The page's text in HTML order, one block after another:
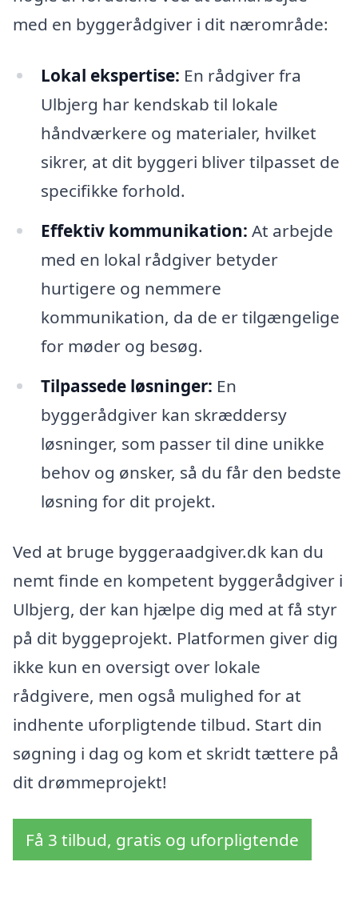
med en byggerådgiver i dit nærområde:
Lokal ekspertise: En rådgiver fra
Ulbjerg har kendskab til lokale
håndværkere og materialer, hvilket
sikrer, at dit byggeri bliver tilpasset de
specifikke forhold.
Effektiv kommunikation: At arbejde
med en lokal rådgiver betyder
hurtigere og nemmere
kommunikation, da de er tilgængelige
for møder og besøg.
Tilpassede løsninger: En
byggerådgiver kan skræddersy
løsninger, som passer til dine unikke
behov og ønsker, så du får den bedste
løsning for dit projekt.
Ved at bruge byggeraadgiver.dk kan du
nemt finde en kompetent byggerådgiver i
Ulbjerg, der kan hjælpe dig med at få styr
på dit byggeprojekt. Platformen giver dig
ikke kun en oversigt over lokale
rådgivere, men også mulighed for at
indhente uforpligtende tilbud. Start din
søgning i dag og kom et skridt tættere på
dit drømmeprojekt!
Få 3 tilbud, gratis og uforpligtende